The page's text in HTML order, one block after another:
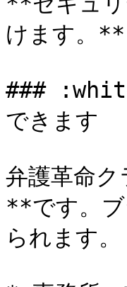
けます。**
###
できます
弁護革命
**です。ブ
られます。